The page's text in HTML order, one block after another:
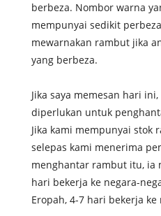
berbeza. Nombor warna
mempunyai sedikit
mewarnakan rambut jika
yang berbeza.
Jika saya memesan hari
diperlukan untuk
Jika kami mempunyai stok
selepas kami menerima
menghantar rambut itu, ia
hari bekerja ke negara-
Eropah, 4-7 hari bekerja